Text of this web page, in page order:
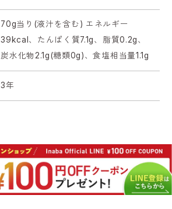
70g当り(液汁を含む) エネルギー
39kcal、たんぱく質7.1g、脂質0.2g、
炭水化物2.1g(糖類0g)、食塩相当量1.1g
3年